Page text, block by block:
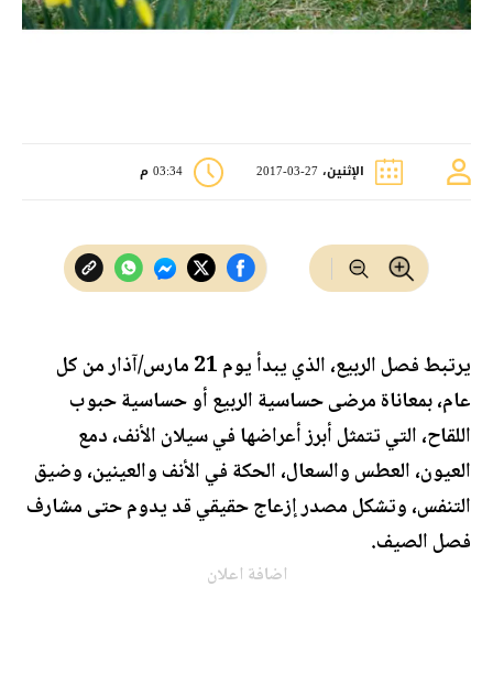
الإثنين، 27-03-2017 03:34 م
يرتبط فصل الربيع، الذي يبدأ يوم 21 مارس/آذار من كل
عام، بمعاناة مرضى حساسية الربيع أو حساسية حبوب
اللقاح، التي تتمثل أبرز أعراضها في سيلان الأنف، دمع
العيون، العطس والسعال، الحكة في الأنف والعينين، وضيق
التنفس، وتشكل مصدر إزعاج حقيقي قد يدوم حتى مشارف
فصل الصيف.
اضافة اعلان